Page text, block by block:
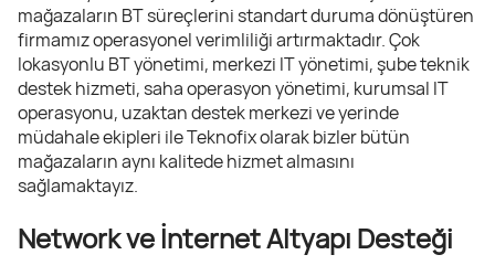
mağazaların BT süreçlerini standart duruma dönüştüren
firmamız operasyonel verimliliği artırmaktadır. Çok
lokasyonlu BT yönetimi, merkezi IT yönetimi, şube teknik
destek hizmeti, saha operasyon yönetimi, kurumsal IT
operasyonu, uzaktan destek merkezi ve yerinde
müdahale ekipleri ile Teknofix olarak bizler bütün
mağazaların aynı kalitede hizmet almasını
sağlamaktayız.
Network ve İnternet Altyapı Desteği